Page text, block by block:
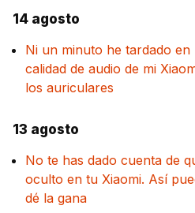
14 agosto
Ni un minuto he tardado
calidad de audio de mi
los auriculares
13 agosto
No te has dado cuenta de
oculto en tu Xiaomi. Así
dé la gana